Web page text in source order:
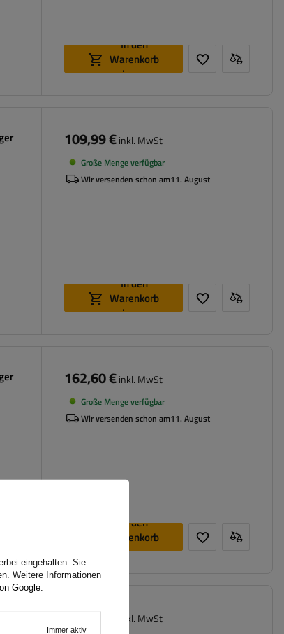
In den
Warenkorb
legen
109,99 €inkl. MwSt
Große Menge verfügbar
Wir versenden schon am11. August
In den
Warenkorb
legen
162,60 €inkl. MwSt
Große Menge verfügbar
Wir versenden schon am11. August
In den
Warenkorb
legen
209,60 € inkl. MwSt
eingehalten. Sie
Weitere Informationen
Google
Immer aktiv